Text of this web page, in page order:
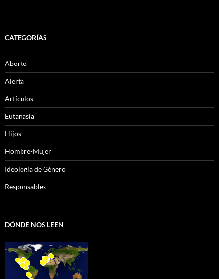
CATEGORÍAS
Aborto
Alerta
Artículos
Eutanasia
Hijos
Hombre-Mujer
Ideología de Género
Responsables
DÓNDE NOS LEEN